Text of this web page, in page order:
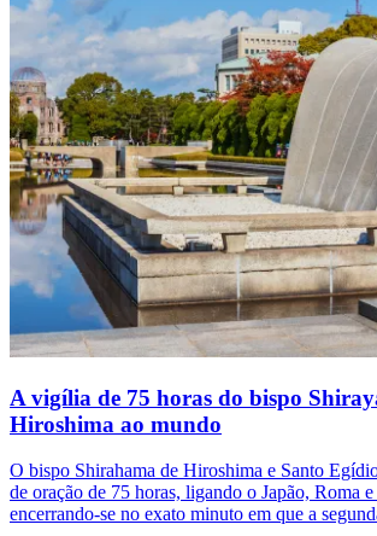
A vigília de 75 horas do bispo
Hiroshima ao mundo
O bispo Shirahama de Hiroshima e Santo
de oração de 75 horas, ligando o Japão, Roma
encerrando-se no exato minuto em que a